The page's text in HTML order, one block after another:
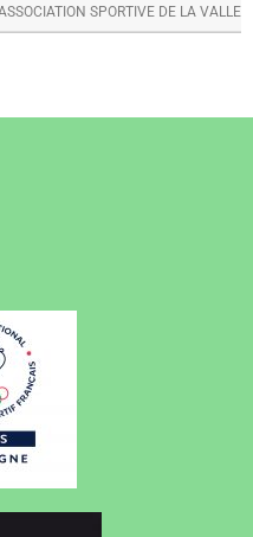
SPORTIVE DE LA VALLEE